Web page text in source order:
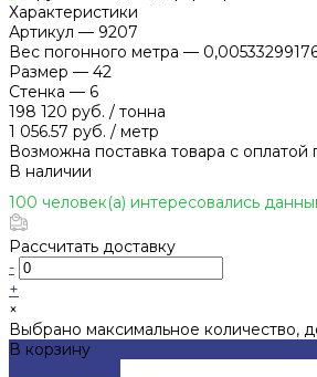
Характеристики
Артикул — 9207
Вес погонного метра —
Размер — 42
Стенка — 6
198 120 руб. / тонна
1 056.57 руб. / метр
Возможна поставка товара с оплатой
В наличии
100 человек(а) интересовались
Рассчитать доставку
-
+
×
Выбрано максимальное количество,
В корзину